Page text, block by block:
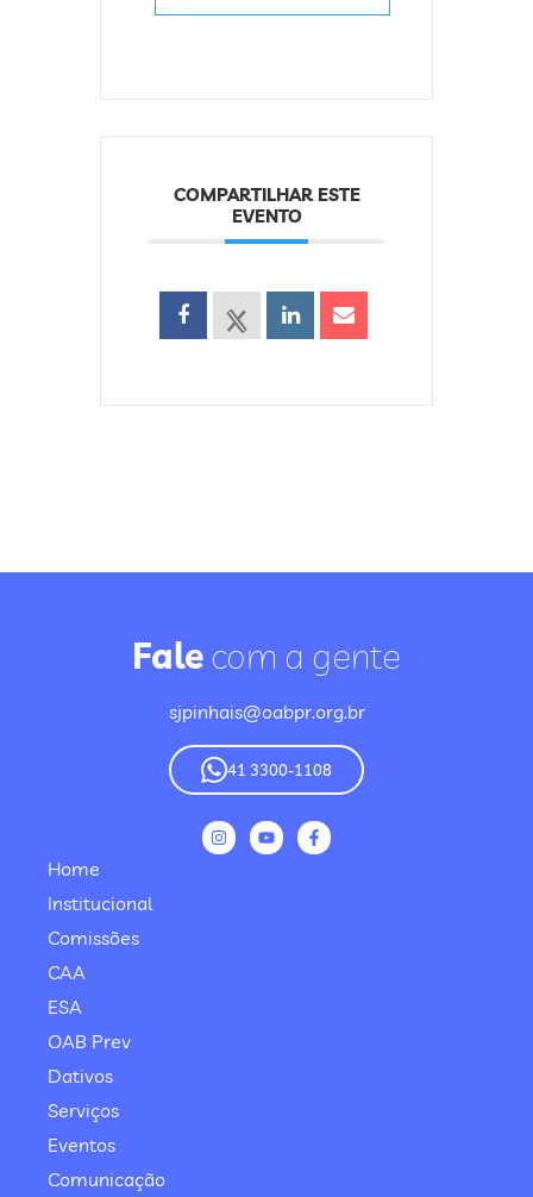
COMPARTILHAR ESTE
EVENTO
Fale com a gente
sjpinhais@oabpr.org.br
41 3300-1108
Home
Institucional
Comissões
CAA
ESA
OAB Prev
Dativos
Serviços
Eventos
Comunicação